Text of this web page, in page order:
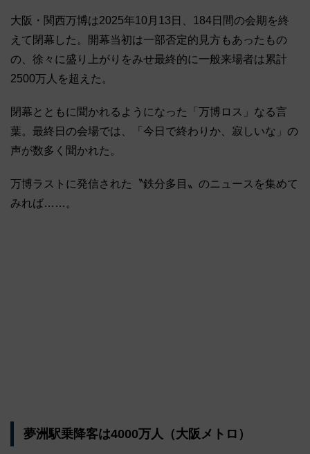
大阪・関西万博は2025年10月13日、184日間の会期を終
えて閉幕した。開幕当初は一部否定的見方もあったもの
の、徐々に盛り上がりをみせ最終的に一般来場者は累計
2500万人を超えた。
閉幕とともに聞かれるようになった「万博ロス」なる言
葉。最終日の会場では、「今日で終わりか、寂しいな」の
声が数多く聞かれた。
万博ラストに発信された〝鉄分多目〟のニュースを集めて
みれば……。
夢洲駅乗降客は4000万人（大阪メトロ）